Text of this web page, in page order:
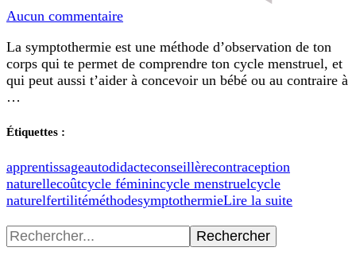
Aucun commentaireCommencer
symptothermie
:
en
suivi
?
La symptothermie est une méthode d’observation de ton
corps qui te permet de comprendre ton cycle menstruel, et
qui peut aussi t’aider à concevoir un bébé ou au contraire à
…
Étiquettes :
apprentissageautodidacteconseillèrecontraception
naturellecoûtcycle féminincycle menstruelcycle
naturelfertilitéméthodesymptothermieLire la suite
Recherche
pour